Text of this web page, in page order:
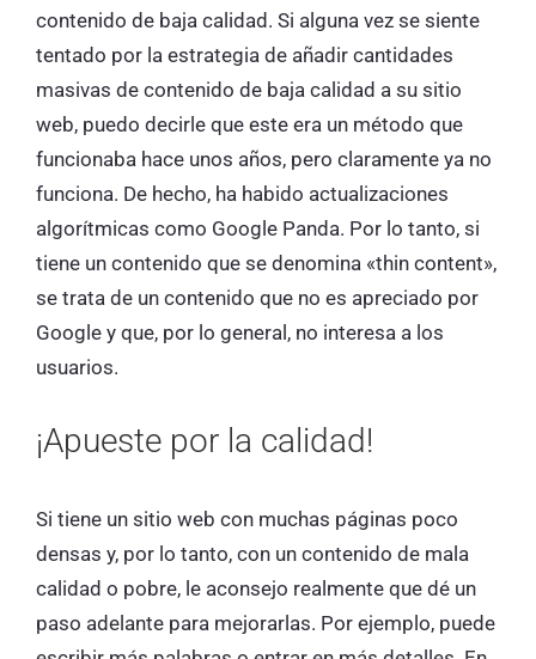
contenido de baja calidad. Si alguna vez se siente
tentado por la estrategia de añadir cantidades
masivas de contenido de baja calidad a su sitio
web, puedo decirle que este era un método que
funcionaba hace unos años, pero claramente ya no
funciona. De hecho, ha habido actualizaciones
algorítmicas como Google Panda. Por lo tanto, si
tiene un contenido que se denomina «thin content»,
se trata de un contenido que no es apreciado por
Google y que, por lo general, no interesa a los
usuarios.
¡Apueste por la calidad!
Si tiene un sitio web con muchas páginas poco
densas y, por lo tanto, con un contenido de mala
calidad o pobre, le aconsejo realmente que dé un
paso adelante para mejorarlas. Por ejemplo, puede